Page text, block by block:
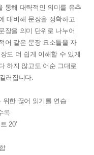
통해 대략적인 의미를 유추
대비해 문장을 정확하고
장을 의미 단위로 나누어
어 같은 문장 요소들을 자
도 더 쉽게 이해할 수 있게
하지 않고도 어순 그대로
러집니다.
위한 끊어 읽기를 연습
록
20’